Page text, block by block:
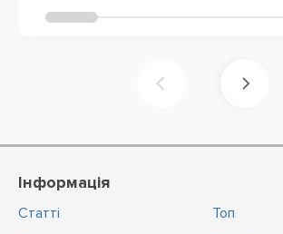
Інформація
Статті
Топ